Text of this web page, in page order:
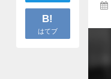
B!
はてブ